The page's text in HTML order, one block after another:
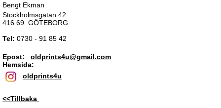
Bengt Ekman
Stockholmsgatan 42
416 69 GÖTEBORG
Tel: 0730 - 91 85 42
Epost: oldprints4u@gmail.com
Hemsida:
oldprints4u
<<Tillbaka